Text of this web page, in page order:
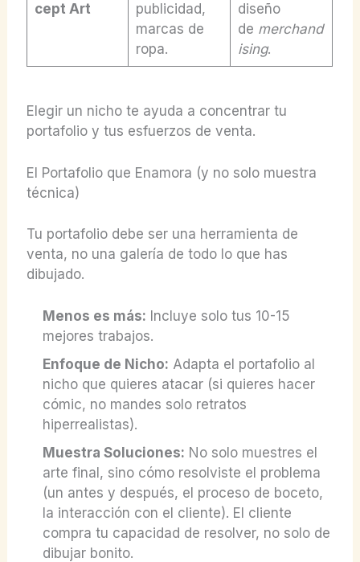
cept Art
publicidad,
marcas de
ropa.
diseño
de merchand
ising.
Elegir un nicho te ayuda a concentrar tu
portafolio y tus esfuerzos de venta.
El Portafolio que Enamora (y no solo muestra
técnica)
Tu portafolio debe ser una herramienta de
venta, no una galería de todo lo que has
dibujado.
Menos es más: Incluye solo tus 10-15
mejores trabajos.
Enfoque de Nicho: Adapta el portafolio al
nicho que quieres atacar (si quieres hacer
cómic, no mandes solo retratos
hiperrealistas).
Muestra Soluciones: No solo muestres el
arte final, sino cómo resolviste el problema
(un antes y después, el proceso de boceto,
la interacción con el cliente). El cliente
compra tu capacidad de resolver, no solo de
dibujar bonito.